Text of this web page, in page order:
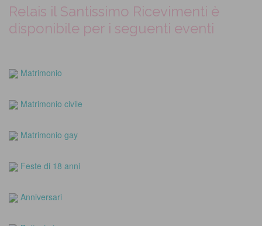
Relais il Santissimo Ricevimenti è
disponibile per i seguenti eventi
Matrimonio
Matrimonio civile
Matrimonio gay
Feste di 18 anni
Anniversari